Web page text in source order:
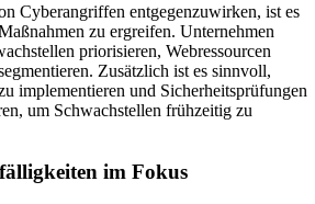
Cyberangriffen entgegenzuwirken, ist es
zu ergreifen. Unternehmen
priorisieren, Webressourcen
Zusätzlich ist es sinnvoll,
implementieren und Sicherheitsprüfungen
um Schwachstellen frühzeitig zu
im Fokus